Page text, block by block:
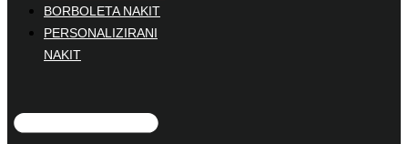
BORBOLETA NAKIT
PERSONALIZIRANI
NAKIT